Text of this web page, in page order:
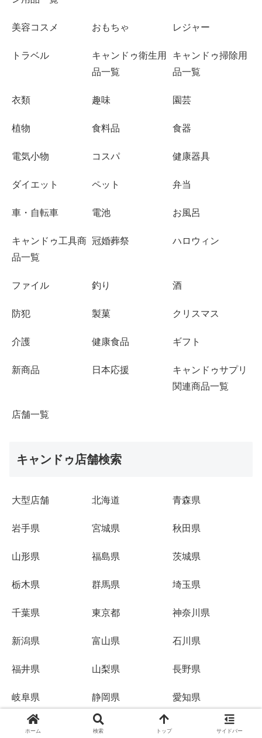
美容コスメ おもちゃ レジャー
トラベル
キャンドゥ衛生用
品一覧
キャンドゥ掃除用
品一覧
衣類 趣味 園芸
植物 食料品 食器
電気小物 コスパ 健康器具
ダイエット ペット 弁当
車・自転車 電池 お風呂
キャンドゥ工具商
品一覧
冠婚葬祭 ハロウィン
ファイル 釣り 酒
防犯 製菓 クリスマス
介護 健康食品 ギフト
新商品 日本応援
キャンドゥサプリ
関連商品一覧
店舗一覧
キャンドゥ店舗検索
大型店舗 北海道 青森県
岩手県 宮城県 秋田県
山形県 福島県 茨城県
栃木県 群馬県 埼玉県
千葉県 東京都 神奈川県
新潟県 富山県 石川県
福井県 山梨県 長野県
岐阜県 静岡県 愛知県
三重県 滋賀県
ホーム 検索 トップ サイドバー